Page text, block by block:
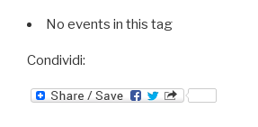
No events in this tag
Condividi: